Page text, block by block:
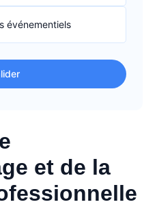
événementiels
et de la